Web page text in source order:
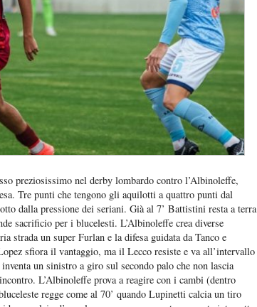
preziosissimo nel derby lombardo contro l’Albinoleffe,
Tre punti che tengono gli aquilotti a quattro punti dal
dalla pressione dei seriani. Già al 7’ Battistini resta a terra
sacrificio per i blucelesti. L’Albinoleffe crea diverse
strada un super Furlan e la difesa guidata da Tanco e
sfiora il vantaggio, ma il Lecco resiste e va all’intervallo
un sinistro a giro sul secondo palo che non lascia
L’Albinoleffe prova a reagire con i cambi (dentro
regge come al 70’ quando Lupinetti calcia un tiro